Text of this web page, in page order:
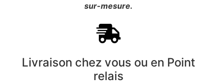
sur-mesure.
Livraison chez vous ou en Point
relais